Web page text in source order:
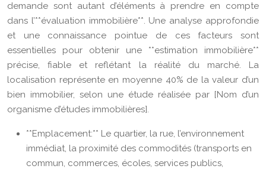
demande sont autant d’éléments à prendre en compte
dans l’**évaluation immobilière**. Une analyse approfondie
et une connaissance pointue de ces facteurs sont
essentielles pour obtenir une **estimation immobilière**
précise, fiable et reflétant la réalité du marché. La
localisation représente en moyenne 40% de la valeur d’un
bien immobilier, selon une étude réalisée par [Nom d’un
organisme d’études immobilières].
**Emplacement:** Le quartier, la rue, l’environnement
immédiat, la proximité des commodités (transports en
commun, commerces, écoles, services publics,